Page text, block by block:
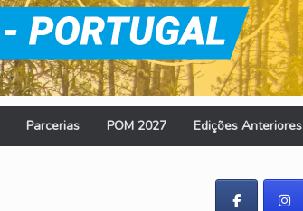
Parcerias POM 2027 Edições Anteriores